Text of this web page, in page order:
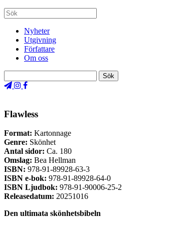
Nyheter
Utgivning
Författare
Om oss
Flawless
Format: Kartonnage
Genre: Skönhet
Antal sidor: Ca. 180
Omslag: Bea Hellman
ISBN: 978-91-89928-63-3
ISBN e-bok: 978-91-89928-64-0
ISBN Ljudbok: 978-91-90006-25-2
Releasedatum: 20251016
Den ultimata skönhetsbibeln